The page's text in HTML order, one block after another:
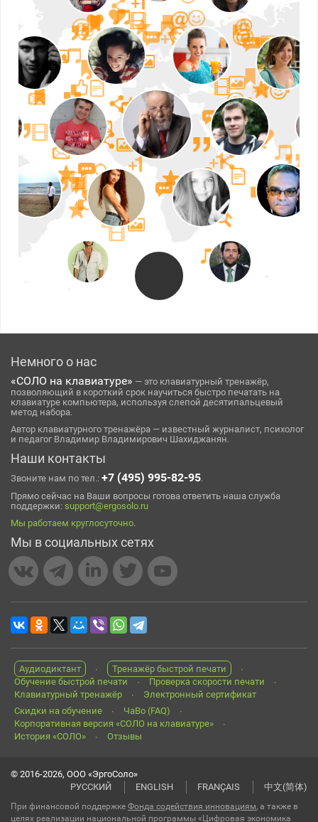
Немного о нас
«СОЛО на клавиатуре» — это клавиатурный тренажёр,
позволяющий в короткий срок научиться быстро печатать на
клавиатуре компьютера, используя слепой десятипальцевый
метод набора.
Автор клавиатурного тренажёра — известный журналист, психолог
и педагог Владимир Владимирович Шахиджанян.
Наши контакты
Звоните нам по тел.: +7 (495) 995-82-95.
Прямо сейчас на Ваши вопросы готова ответить наша служба
поддержки: support@ergosolo.ru
Мы работаем круглосуточно.
Мы в социальных сетях
Аудиодиктант
Тренажёр быстрой печати
Обучение быстрой печати
Проверка скорости печати
Клавиатурный тренажёр
Электронный сертификат
Скидки на обучение
ЧаВо (FAQ)
Корпоративная версия «СОЛО на клавиатуре»
История «СОЛО»
Отзывы
© 2016-2026, ООО «ЭргоСоло»
РУССКИЙ
ENGLISH FRANÇAIS 中文(简体)
При финансовой поддержке Фонда содействия инновациям, а также в
целях реализации национальной программы «Цифровая экономика